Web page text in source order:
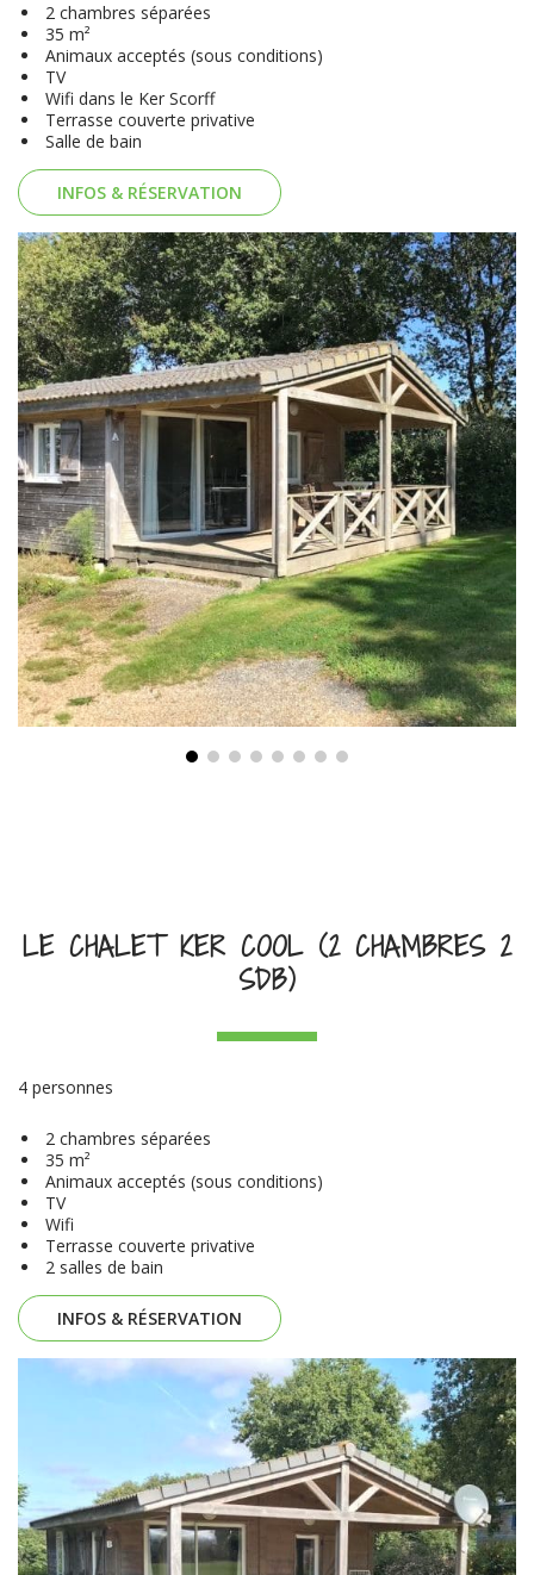
2 chambres séparées
35 m²
Animaux acceptés (sous conditions)
TV
Wifi dans le Ker Scorff
Terrasse couverte privative
Salle de bain
INFOS & RÉSERVATION
LE CHALET KER COOL (2 CHAMBRES 2
SDB)
4 personnes
2 chambres séparées
35 m²
Animaux acceptés (sous conditions)
TV
Wifi
Terrasse couverte privative
2 salles de bain
INFOS & RÉSERVATION